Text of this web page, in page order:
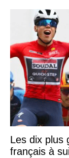
Les dix plus
français à